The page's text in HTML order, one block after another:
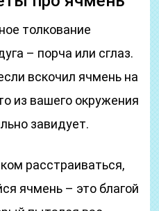
толкование
– порча или сглаз.
вскочил ячмень на
из вашего окружения
завидует.
расстраиваться,
ячмень – это благой